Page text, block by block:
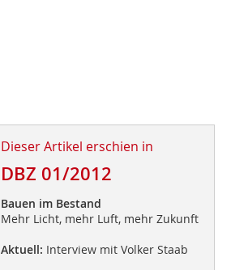
Dieser Artikel erschien in
DBZ 01/2012
Bauen im Bestand
Mehr Licht, mehr Luft, mehr Zukunft
Aktuell: Interview mit Volker Staab